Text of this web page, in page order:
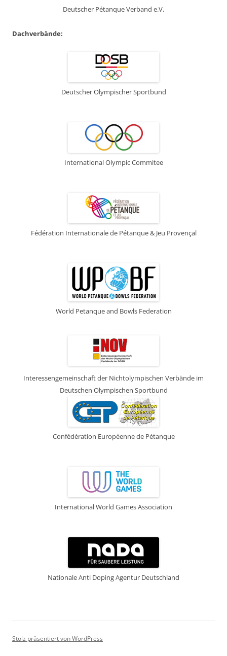
Deutscher Pétanque Verband e.V.
Dachverbände:
Deutscher Olympischer Sportbund
International Olympic Commitee
Fédération Internationale de Pétanque & Jeu Provençal
World Petanque and Bowls Federation
Interessengemeinschaft der Nichtolympischen Verbände im
Deutschen Olympischen Sportbund
Confédération Européenne de Pétanque
International World Games Association
Nationale Anti Doping Agentur Deutschland
Stolz präsentiert von WordPress